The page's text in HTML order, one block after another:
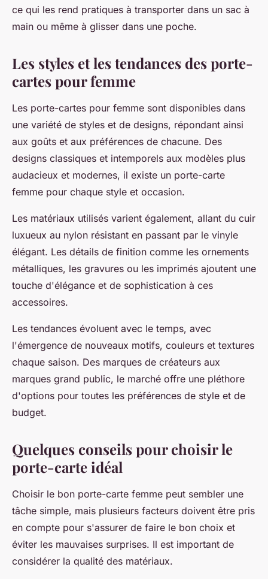
ce qui les rend pratiques à transporter dans un sac à
main ou même à glisser dans une poche.
Les styles et les tendances des porte-
cartes pour femme
Les porte-cartes pour femme sont disponibles dans
une variété de styles et de designs, répondant ainsi
aux goûts et aux préférences de chacune. Des
designs classiques et intemporels aux modèles plus
audacieux et modernes, il existe un porte-carte
femme pour chaque style et occasion.
Les matériaux utilisés varient également, allant du cuir
luxueux au nylon résistant en passant par le vinyle
élégant. Les détails de finition comme les ornements
métalliques, les gravures ou les imprimés ajoutent une
touche d'élégance et de sophistication à ces
accessoires.
Les tendances évoluent avec le temps, avec
l'émergence de nouveaux motifs, couleurs et textures
chaque saison. Des marques de créateurs aux
marques grand public, le marché offre une pléthore
d'options pour toutes les préférences de style et de
budget.
Quelques conseils pour choisir le
porte-carte idéal
Choisir le bon porte-carte femme peut sembler une
tâche simple, mais plusieurs facteurs doivent être pris
en compte pour s'assurer de faire le bon choix et
éviter les mauvaises surprises. Il est important de
considérer la qualité des matériaux.